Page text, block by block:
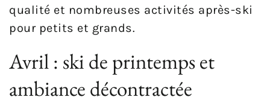
qualité et nombreuses activités après-ski
pour petits et grands.
Avril : ski de printemps et
ambiance décontractée